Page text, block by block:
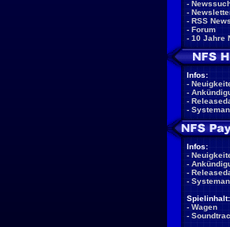
-
-
- RSS
- Forum
- 10 Jahre
Infos:
-
-
-
-
Infos:
-
-
-
-
Spielinhalt:
- Wagen
-